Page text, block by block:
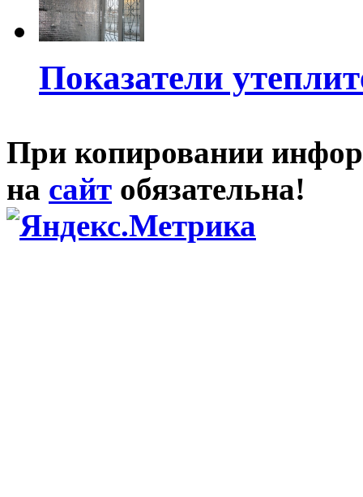
Показатели
При копировании
на сайт обязательна!